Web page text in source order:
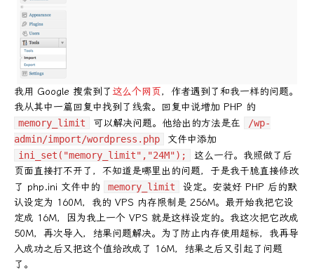
我用 Google 搜索到了 这么个网页，作者遇到了和我一样的问题。
我从其中一篇回复中找到了线索。回复中说增加 PHP 的
memory_limit 可以解决问题。他给出的方法是在
/wp-
admin/import/wordpress.php
文件中添加
ini_set("memory_limit","24M");
这么一行。我照做了后
页面直接打不开了，不知道是哪里出的问题，于是我干脆直接修改
了 php.ini 文件中的
memory_limit
设定。安装好 PHP 后的默
认设定为 160M，我的 VPS 内存限制是 256M。最开始我把它设
定成 16M，因为我上一个 VPS 就是这样设定的。我这次把它改成
50M，再次导入，结果问题解决。为了防止内存使用超标，我再导
入成功之后又把这个值给改成了 16M，结果之后又引起了问题
了。